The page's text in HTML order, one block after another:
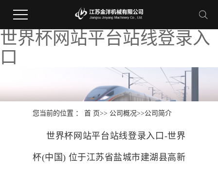
世界杯网站平台站线登录入
口
您当前的位置 ：首 页>> 公司概况>>公司简介
世界杯网站平台站线登录入口-世界
杯(中国) 位于江苏省盐城市建湖县高新